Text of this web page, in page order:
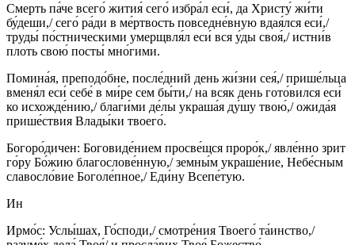
Смерть па́че всего́ жития́ сего́ избра́л еси́, да Христу́ жи́ти
бу́деши,/ сего́ ра́ди в ме́ртвость повседне́вную вдая́лся еси́,/
труды́ по́стническими умерщвля́л еси́ вся у́ды своя́,/ истни́в
плоть свою́ посты́ мно́гими.
Помина́я, преподо́бне, после́дний день жи́зни сея́,/ прише́льца
вменя́л еси́ себе́ в ми́ре сем бы́ти,/ на всяк день гото́вился еси́
ко исхожде́нию,/ благи́ми де́лы украша́я ду́шу твою́,/ ожида́я
прише́ствия Влады́ки твоего́.
Богоро́дичен: Боговиде́нием просве́щся проро́к,/ явле́нно зрит
го́ру Бо́жию благослове́нную,/ земны́м украше́ние, Небе́сным
славосло́вие Боголе́пное,/ Еди́ну Всепе́тую.
Ин
Ирмо́с: Услы́шах, Го́споди,/ смотре́ния Твоего́ та́инство,/